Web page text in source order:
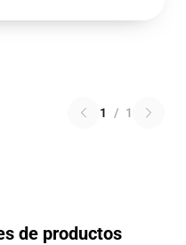
1 / 1
de productos